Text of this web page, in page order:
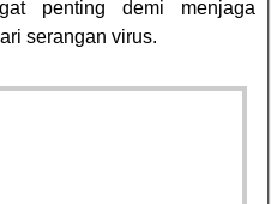
penting demi menjaga
serangan virus.